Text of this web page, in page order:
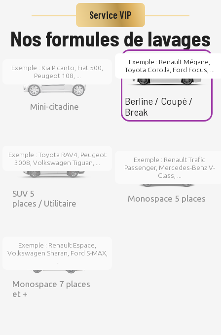
Service VIP
Nos formules de lavages
Mini-citadine
Exemple : Kia Picanto, Fiat 500,
Peugeot 108, ...
Berline / Coupé /
Break
Exemple : Renault Mégane,
Toyota Corolla, Ford Focus, ...
SUV 5
places / Utilitaire
Exemple : Toyota RAV4, Peugeot
3008, Volkswagen Tiguan, ...
Monospace 5 places
Exemple : Renault Trafic
Passenger, Mercedes-Benz V-
Class, ...
Monospace 7 places
et +
Exemple : Renault Espace,
Volkswagen Sharan, Ford S-MAX,
...